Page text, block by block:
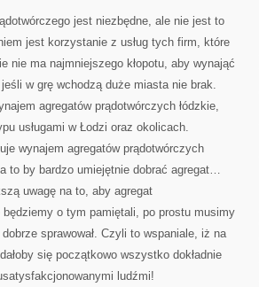
jest niezbędne, ale nie jest to
jest korzystanie z usług tych firm, które
nie ma najmniejszego kłopotu, aby wynająć
w grę wchodzą duże miasta nie brak.
agregatów prądotwórczych łódzkie,
usługami w Łodzi oraz okolicach.
wynajem agregatów prądotwórczych
to by bardzo umiejętnie dobrać agregat…
uwagę na to, aby agregat
o tym pamiętali, po prostu musimy
sprawował. Czyli to wspaniale, iż na
się początkowo wszystko dokładnie
ludźmi!